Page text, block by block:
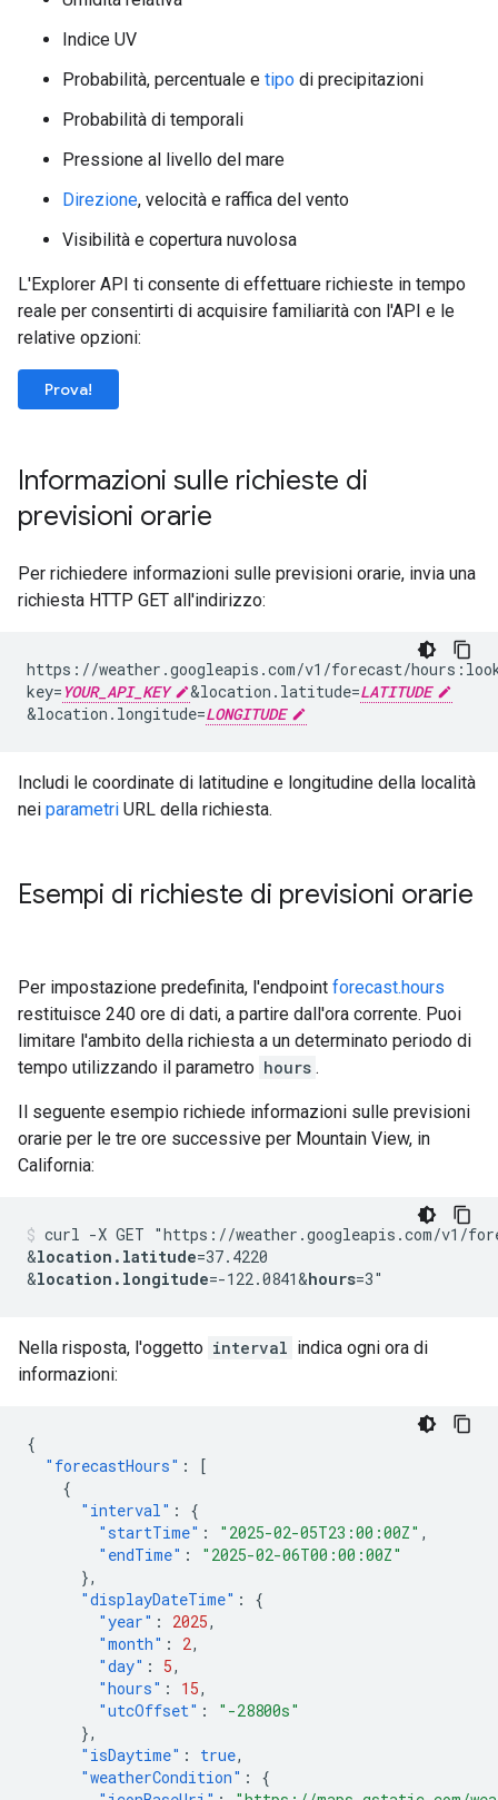
Indice UV
Probabilità, percentuale e tipo di precipitazioni
Probabilità di temporali
Pressione al livello del mare
Direzione, velocità e raffica del vento
Visibilità e copertura nuvolosa
L'Explorer API ti consente di effettuare richieste in tempo
reale per consentirti di acquisire familiarità con l'API e le
relative opzioni:
Prova!
Informazioni sulle richieste di
previsioni orarie
Per richiedere informazioni sulle previsioni orarie, invia una
richiesta HTTP GET all'indirizzo:
https://weather.googleapis.com/v1/forecast/
key= YOUR_API_KEY &location.latitude=LATITUDE
&location.longitude=LONGITUDE
Includi le coordinate di latitudine e longitudine della località
nei parametri URL della richiesta.
Esempi di richieste di previsioni orarie
Per impostazione predefinita, l'endpoint forecast.hours
restituisce 240 ore di dati, a partire dall'ora corrente. Puoi
limitare l'ambito della richiesta a un determinato periodo di
tempo utilizzando il parametro hours .
Il seguente esempio richiede informazioni sulle previsioni
orarie per le tre ore successive per Mountain View, in
California:
curl -X GET "https://weather.googleapis.com/v1/
&location.latitude=37.4220
&location.longitude=-122.0841&hours=3"
Nella risposta, l'oggetto interval indica ogni ora di
informazioni:
{
"forecastHours" :
[
{
"interval" :
{
"startTime" : "2025-02-05T23:00:00Z" ,
"endTime" :
"2025-02-06T00:00:00Z"
},
"displayDateTime" :
{
"year" : 2025,
"month" : 2,
"day" : 5,
"hours" : 15,
"utcOffset" :
"-28800s"
},
"isDaytime" : true,
"weatherCondition" :
{